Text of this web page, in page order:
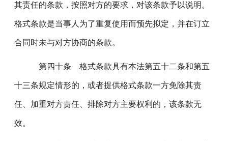
其责任的条款，按照对方的要求，对该条款予以说明。
格式条款是当事人为了重复使用而预先拟定，并在订立
合同时未与对方协商的条款。
第四十条 格式条款具有本法第五十二条和第五
十三条规定情形的，或者提供格式条款一方免除其责
任、加重对方责任、排除对方主要权利的，该条款无
效。